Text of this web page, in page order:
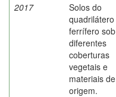
2017
Solos do
quadrilátero
ferrífero sob
diferentes
coberturas
vegetais e
materiais de
origem.